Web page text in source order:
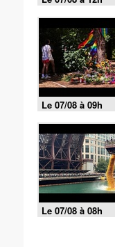
Le 07/08 à 09h
Le 07/08 à 08h